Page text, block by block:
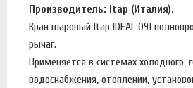
Производитель: Itap (Италия).
Кран шаровый Itap IDEAL 091
рычаг.
Применяется в системах холодного,
водоснабжения, отоплении,